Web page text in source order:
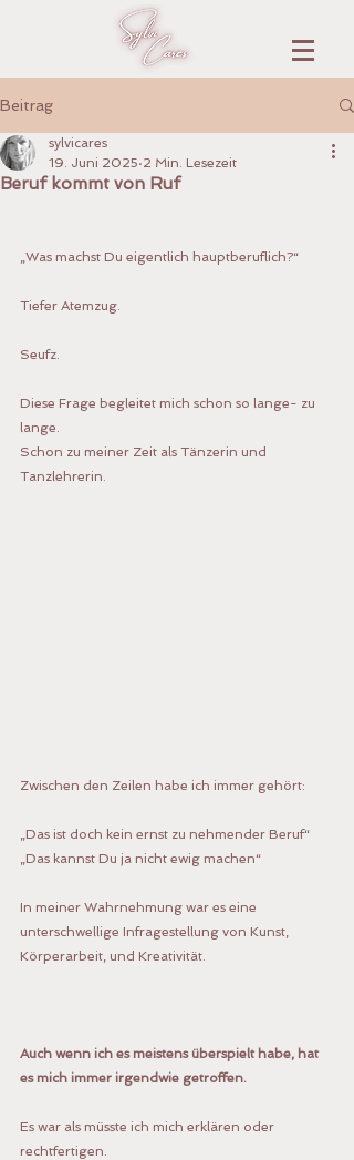
Beitrag
Beruf kommt von Ruf
sylvicares
19. Juni 2025 2 Min. Lesezeit
„Was machst Du eigentlich hauptberuflich?“
Tiefer Atemzug.
Seufz.
Diese Frage begleitet mich schon so lange- zu
lange.
Schon zu meiner Zeit als Tänzerin und
Tanzlehrerin.
Zwischen den Zeilen habe ich immer gehört:
„Das ist doch kein ernst zu nehmender Beruf“
„Das kannst Du ja nicht ewig machen“
In meiner Wahrnehmung war es eine
unterschwellige Infragestellung von Kunst,
Körperarbeit, und Kreativität.
Auch wenn ich es meistens überspielt habe, hat
es mich immer irgendwie getroffen.
Es war als müsste ich mich erklären oder
rechtfertigen.